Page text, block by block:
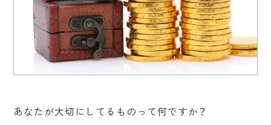
あなたが大切にしてるものって何ですか？